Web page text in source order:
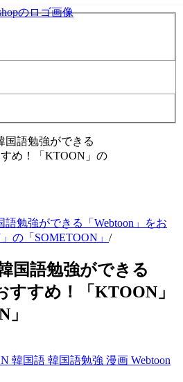
勉強ができる「Webtoon」をお
の「SOMETOON」 /
国語勉強ができる
すすめ！「KTOON」
韓国語 韓国語勉強 漫画 Webtoon